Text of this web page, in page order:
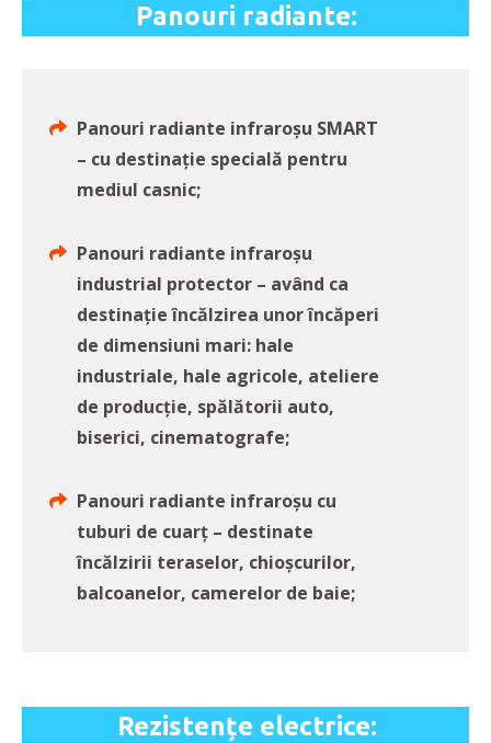
Panouri radiante:
Panouri radiante infraroșu SMART
– cu destinație specială pentru
mediul casnic;
Panouri radiante infraroșu
industrial protector – având ca
destinație încălzirea unor încăperi
de dimensiuni mari: hale
industriale, hale agricole, ateliere
de producție, spălătorii auto,
biserici, cinematografe;
Panouri radiante infraroșu cu
tuburi de cuarț – destinate
încălzirii teraselor, chioșcurilor,
balcoanelor, camerelor de baie;
Rezistențe electrice: